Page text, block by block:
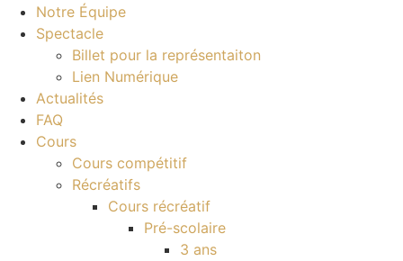
Notre Équipe
Spectacle
Billet pour la représentaiton
Lien Numérique
Actualités
FAQ
Cours
Cours compétitif
Récréatifs
Cours récréatif
Pré-scolaire
3 ans